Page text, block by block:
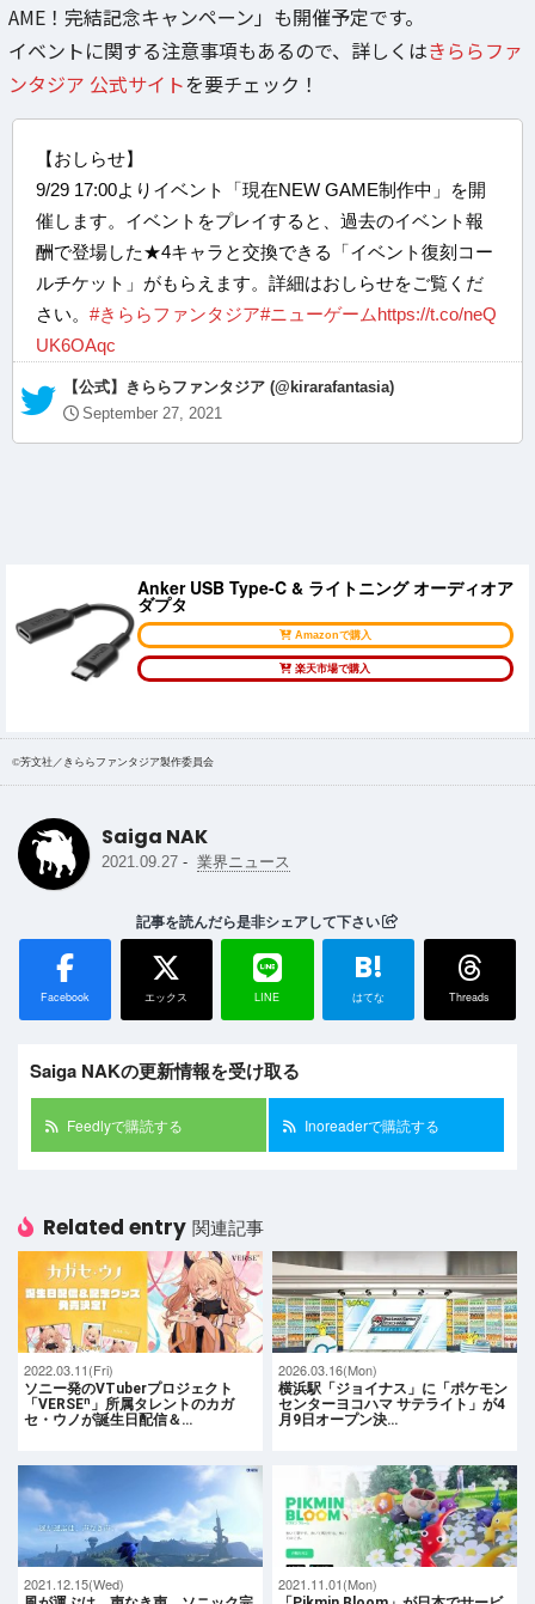
AME！完結記念キャンペーン」も開催予定です。
イベントに関する注意事項もあるので、詳しくはきららファ
ンタジア 公式サイトを要チェック！
【おしらせ】
9/29 17:00よりイベント「現在NEW GAME制作中」を開
催します。イベントをプレイすると、過去のイベント報
酬で登場した★4キャラと交換できる「イベント復刻コー
ルチケット」がもらえます。詳細はおしらせをご覧くだ
さい。 #きららファンタジア#ニューゲームhttps://t.co/neQ
UK6OAqc
— 【公式】きららファンタジア (@kirarafantasia)
September 27, 2021
Anker USB Type-C & ライトニング オーディオア
ダプタ
Amazonで購入
楽天市場で購入
©芳文社／きららファンタジア製作委員会
Saiga NAK
2021.09.27 - 業界ニュース
記事を読んだら是非シェアして下さい
Facebook エックス LINE
B!
はてな Threads
Saiga NAKの更新情報を受け取る
Feedlyで購読する Inoreaderで購読する
Related entry 関連記事
2022.03.11(Fri)
ソニー発のVTuberプロジェクト
「VERSEⁿ」所属タレントのカガ
セ・ウノが誕生日配信＆…
2026.03.16(Mon)
横浜駅「ジョイナス」に「ポケモン
センターヨコハマ サテライト」が4
月9日オープン決…
2021.12.15(Wed) 2021.11.01(Mon)